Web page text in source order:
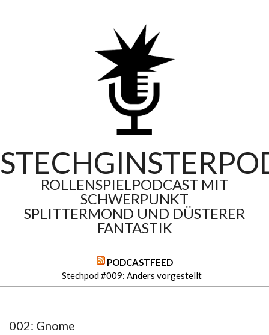
ROLLENSPIELPODCAST MIT
SCHWERPUNKT
SPLITTERMOND UND DÜSTERER
FANTASTIK
PODCASTFEED
Stechpod #009: Anders vorgestellt
Menu002: Gnome